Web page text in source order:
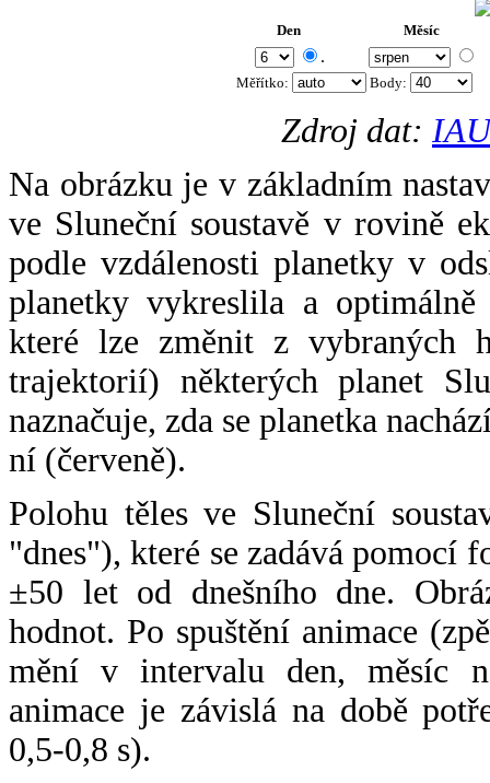
Den Měsíc
.
Měřítko: Body:
Zdroj dat:
Na obrázku je v základním
ve Sluneční soustavě v rovině
podle vzdálenosti planetky v
planetky vykreslila a
které lze změnit z vybraných
trajektorií) některých planet
naznačuje, zda se planetka
ní (červeně).
Polohu těles ve Sluneční
"dnes"), které se zadává pomocí
±50 let od dnešního dne.
hodnot. Po spuštění animace
mění v intervalu den, měsíc
animace je závislá na době
0,5-0,8 s).